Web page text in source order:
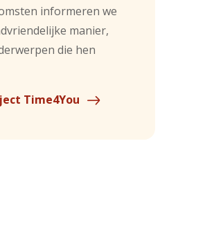
informeren we
manier,
die hen
Time4You